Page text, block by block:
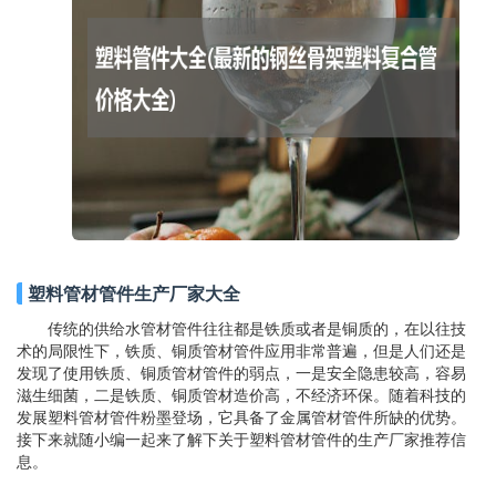
塑料管材管件生产厂家大全
传统的供给水管材管件往往都是铁质或者是铜质的，在以往技
术的局限性下，铁质、铜质管材管件应用非常普遍，但是人们还是
发现了使用铁质、铜质管材管件的弱点，一是安全隐患较高，容易
滋生细菌，二是铁质、铜质管材造价高，不经济环保。随着科技的
发展塑料管材管件粉墨登场，它具备了金属管材管件所缺的优势。
接下来就随小编一起来了解下关于塑料管材管件的生产厂家推荐信
息。